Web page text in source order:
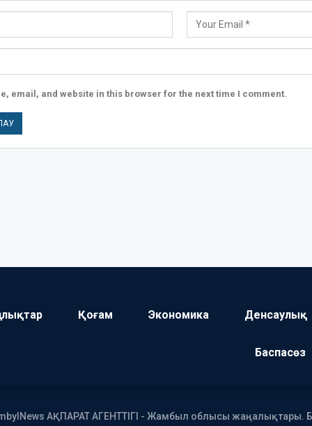
email, and website in this browser for the next time I comment.
Қоғам Экономика Денсаулық
Баспасөз
АҚПАРАТ АГЕНТТІГІ - Жамбыл облысы жаңалықтары.